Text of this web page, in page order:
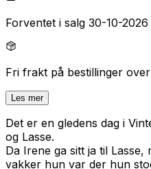
Forventet i salg 30-10-2026
Fri frakt på bestillinger
Les mer
Det er en gledens dag i
og Lasse.
Da Irene ga sitt ja til
vakker hun var der hun